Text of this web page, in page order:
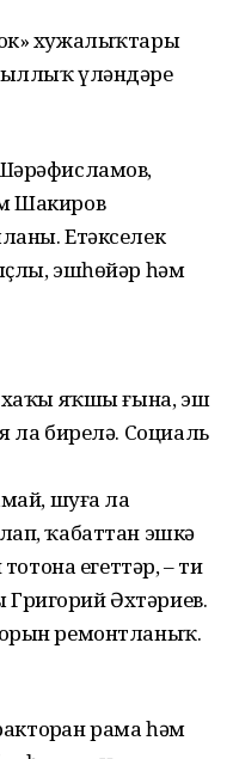
хужалыҡтары
үләндәрҙе
Шакиров
Етәкселек
эшһөйәр һәм
хаҡы яҡшы ғына, эш
ла бирелә. Социаль
шуға ла
ҡабаттан эшкә
егеттәр, – ти
Әхтәриев.
ремонтланыҡ.
рама һәм